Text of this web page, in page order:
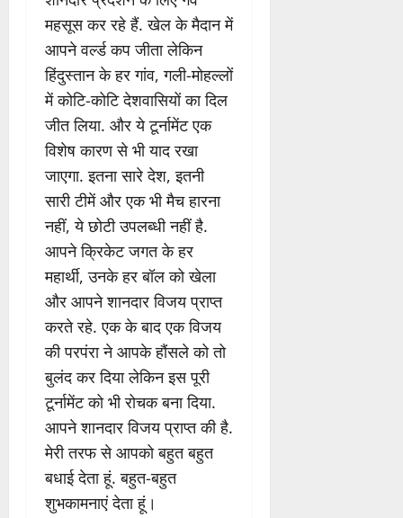
महसूस कर रहे हैं. खेल के मैदान में
आपने वर्ल्ड कप जीता लेकिन
हिंदुस्तान के हर गांव, गली-मोहल्लों
में कोटि-कोटि देशवासियों का दिल
जीत लिया. और ये टूर्नामेंट एक
विशेष कारण से भी याद रखा
जाएगा. इतना सारे देश, इतनी
सारी टीमें और एक भी मैच हारना
नहीं, ये छोटी उपलब्धी नहीं है.
आपने क्रिकेट जगत के हर
महार्थी, उनके हर बॉल को खेला
और आपने शानदार विजय प्राप्त
करते रहे. एक के बाद एक विजय
की परपंरा ने आपके हौंसले को तो
बुलंद कर दिया लेकिन इस पूरी
टूर्नामेंट को भी रोचक बना दिया.
आपने शानदार विजय प्राप्त की है.
मेरी तरफ से आपको बहुत बहुत
बधाई देता हूं. बहुत-बहुत
शुभकामनाएं देता हूं।